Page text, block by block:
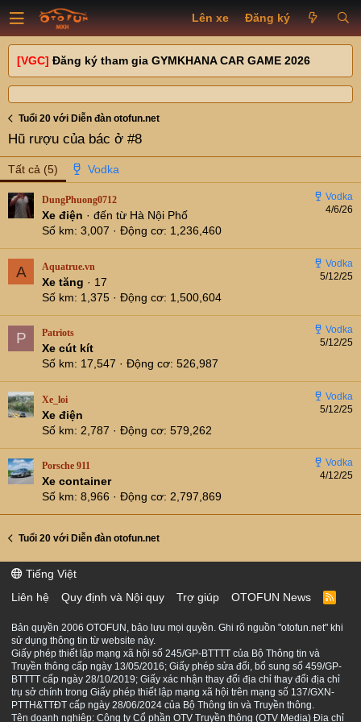
Lên xe Đăng ký
[VGC] Đăng ký tham gia GYMKHANA CAR GAME 2026
Tuổi 20 với Diễn đàn otofun.net
Hũ rượu của bác ở #8
Tất cả (5)
4/6/26
DungPhuong0712
Xe điện · đến từ Hà Nội Phố
Số km 3,007 Động cơ 1,236,460
A 5/12/25
Aquatrue.vn
Xe tăng · 17
Số km
1,375 Động cơ 1,500,604
P 5/12/25
Patriots
Xe cút kít
Số km
17,547 Động cơ 526,987
5/12/25
Xe_loi
Xe điện
Số km
2,787 Động cơ 579,262
4/12/25
Porsche 911
Xe container
Số km 8,966 Động cơ 2,797,869
Tuổi 20 với Diễn đàn otofun.net
Tiếng Việt
Liên hệ
Quy định và Nội quy Trợ giúp OTOFUN News
R
S
Bản quyền 2006 OTOFUN, bảo lưu mọi quyền. Ghi rõ nguồn "otofun.net" khi
sử dụng thông tin từ website này.
Giấy phép thiết lập mạng xã hội số 245/GP-BTTTT của Bộ Thông tin và
Truyền thông cấp ngày 13/05/2016; Giấy phép sửa đổi, bổ sung số 459/GP-
BTTTT cấp ngày 28/10/2019; Giấy xác nhận thay đổi địa chỉ thay đổi địa chỉ
trụ sở chính trong Giấy phép thiết lập mạng xã hội trên mạng số 137/GXN-
PTTH&TTĐT cấp ngày 28/06/2024 của Bộ Thông tin và Truyền thông.
Tên doanh nghiệp: Công ty Cổ phần OTV Truyền thông (OTV Media) Địa chỉ